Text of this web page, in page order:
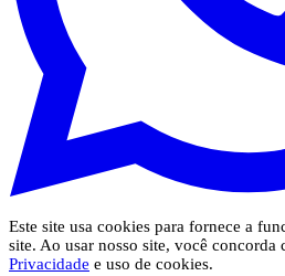
Este site usa cookies para fornece a
site. Ao usar nosso site, você concorda
Privacidade e uso de cookies.